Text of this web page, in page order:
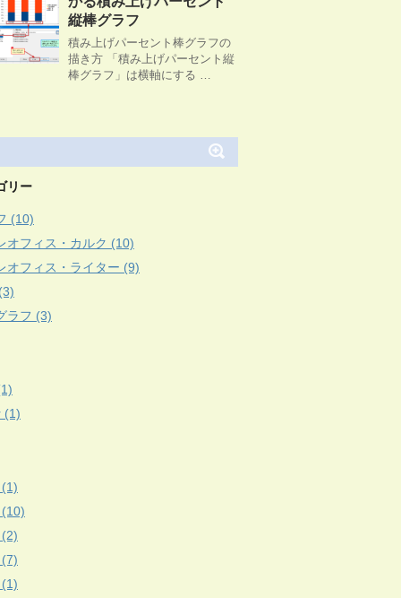
縦棒グラフ
積み上げパーセント棒グラフの
描き方 「積み上げパーセント縦
棒グラフ」は横軸にする …
リー
(10)
オフィス・カルク (10)
オフィス・ライター (9)
ラフ (3)
(1)